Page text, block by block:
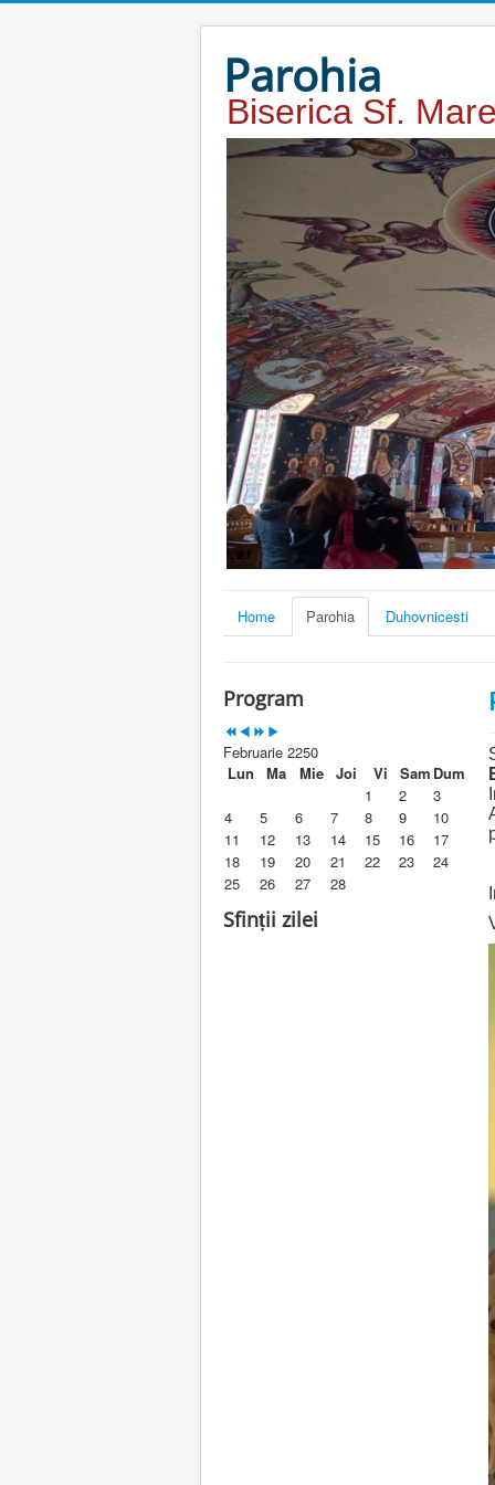
Parohia
Biserica Sf.
Home Parohia Duhovnicesti
Program
Februarie 2250
Lun
Ma Mie Joi Vi Sam Dum
1
2
3
4
5 6 7 8 9
10
11
12 13 14 15 16
17
18
19 20 21 22 23
24
25
26 27 28
Sfinții zilei